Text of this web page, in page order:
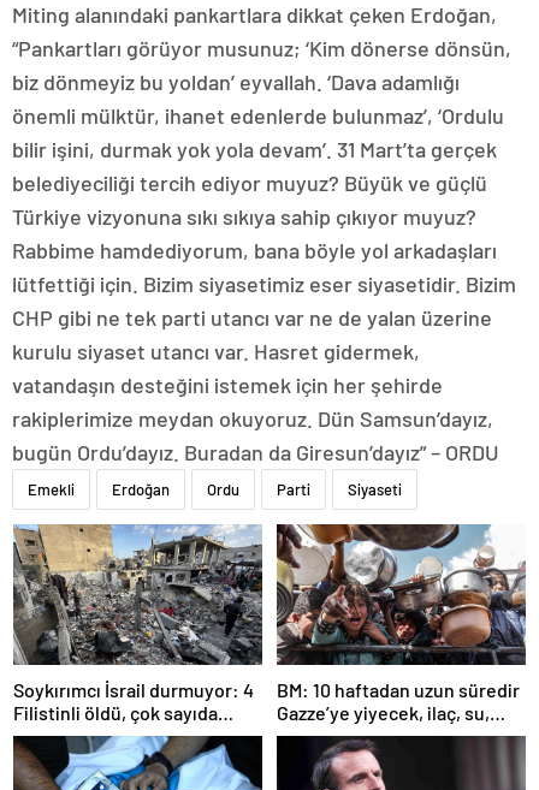
Miting alanındaki pankartlara dikkat çeken Erdoğan,
“Pankartları görüyor musunuz; ‘Kim dönerse dönsün,
biz dönmeyiz bu yoldan’ eyvallah. ‘Dava adamlığı
önemli mülktür, ihanet edenlerde bulunmaz’, ‘Ordulu
bilir işini, durmak yok yola devam’. 31 Mart’ta gerçek
belediyeciliği tercih ediyor muyuz? Büyük ve güçlü
Türkiye vizyonuna sıkı sıkıya sahip çıkıyor muyuz?
Rabbime hamdediyorum, bana böyle yol arkadaşları
lütfettiği için. Bizim siyasetimiz eser siyasetidir. Bizim
CHP gibi ne tek parti utancı var ne de yalan üzerine
kurulu siyaset utancı var. Hasret gidermek,
vatandaşın desteğini istemek için her şehirde
rakiplerimize meydan okuyoruz. Dün Samsun’dayız,
bugün Ordu’dayız. Buradan da Giresun’dayız” – ORDU
Emekli Erdoğan Ordu Parti Siyaseti
Soykırımcı İsrail durmuyor: 4
Filistinli öldü, çok sayıda
yaralı var
BM: 10 haftadan uzun süredir
Gazze’ye yiyecek, ilaç, su,
çadır girmedi